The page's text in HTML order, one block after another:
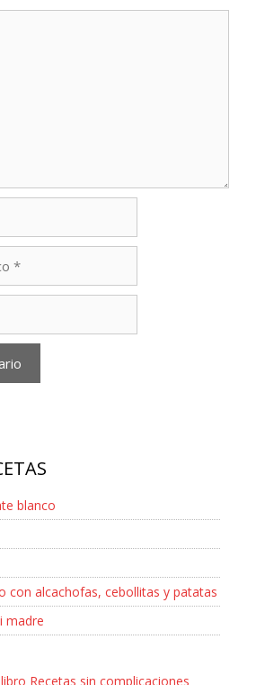
blanco
con alcachofas, cebollitas y patatas
madre